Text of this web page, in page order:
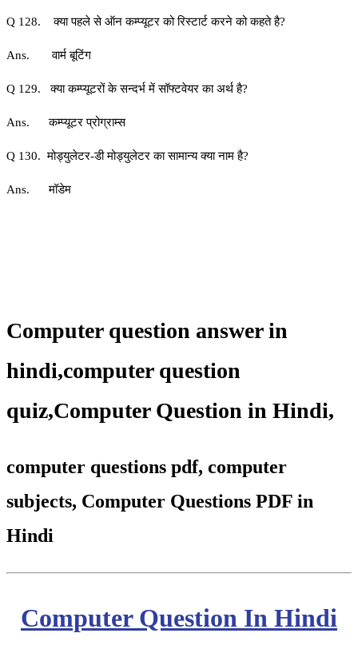
Q 128. क्या पहले से ऑन कम्प्यूटर को रिस्टार्ट करने को कहते है?
Ans. वार्म बूटिंग
Q 129. क्या कम्प्यूटरों के सन्दर्भ में सॉफ्टवेयर का अर्थ है?
Ans. कम्प्यूटर प्रोग्राम्स
Q 130. मोड्युलेटर-डी मोड्युलेटर का सामान्य क्या नाम है?
Ans. मॉडेम
Computer question answer in
hindi,computer question
quiz,Computer Question in Hindi,
computer questions pdf, computer
subjects, Computer Questions PDF in
Hindi
Computer Question In Hindi